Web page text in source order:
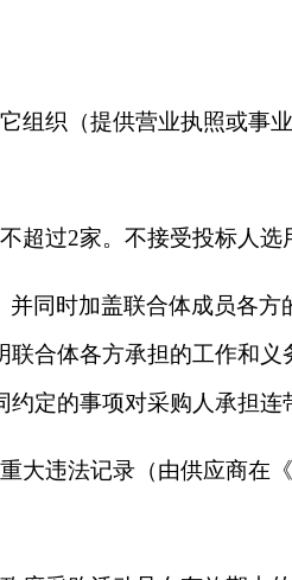
组织（提供营业执照或
超过2家。不接受投标人选
同时加盖联合体成员各
合体各方承担的工作和
定的事项对采购人承担连
大违法记录（由供应商